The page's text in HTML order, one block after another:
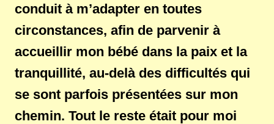
conduit à m’adapter en toutes
circonstances, afin de parvenir à
accueillir mon bébé dans la paix et la
tranquillité, au-delà des difficultés qui
se sont parfois présentées sur mon
chemin. Tout le reste était pour moi